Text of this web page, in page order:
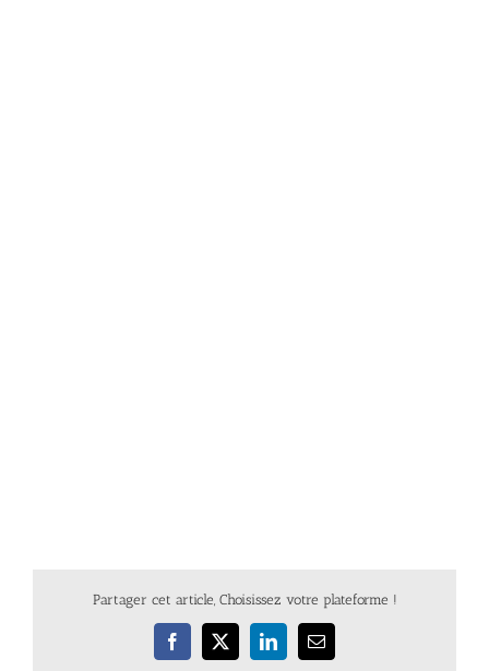
Partager cet article, Choisissez votre plateforme !
Facebook
X LinkedInEmail